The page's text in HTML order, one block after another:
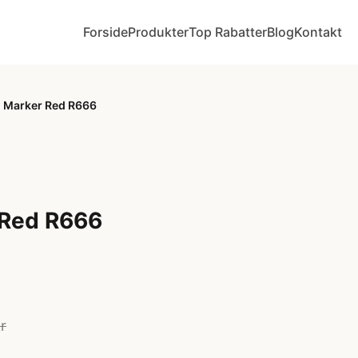
ForsideProdukterTop RabatterBlogKontakt
Marker Red R666
R666